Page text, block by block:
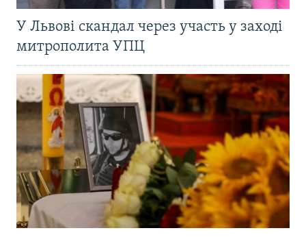
У Львові скандал через участь у заході
митрополита УПЦ